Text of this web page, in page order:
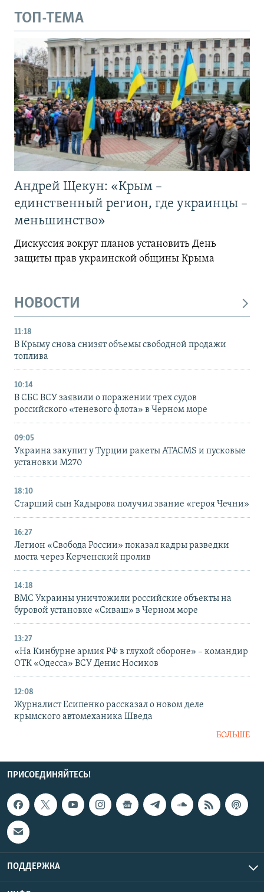
ТОП-ТЕМА
Андрей Щекун: «Крым –
единственный регион, где украинцы –
меньшинство»
Дискуссия вокруг планов установить День
защиты прав украинской общины Крыма
НОВОСТИ
11:18
В Крыму снова снизят объемы свободной продажи
топлива
10:14
В СБС ВСУ заявили о поражении трех судов
российского «теневого флота» в Черном море
09:05
Украина закупит у Турции ракеты ATACMS и пусковые
установки M270
18:10
Старший сын Кадырова получил звание «героя Чечни»
16:27
Легион «Свобода России» показал кадры разведки
моста через Керченский пролив
14:18
ВМС Украины уничтожили российские объекты на
буровой установке «Сиваш» в Черном море
13:27
«На Кинбурне армия РФ в глухой обороне» – командир
ОТК «Одесса» ВСУ Денис Носиков
12:08
Журналист Есипенко рассказал о новом деле
крымского автомеханика Шведа
БОЛЬШЕ
ПРИСОЕДИНЯЙТЕСЬ!
ПОДДЕРЖКА